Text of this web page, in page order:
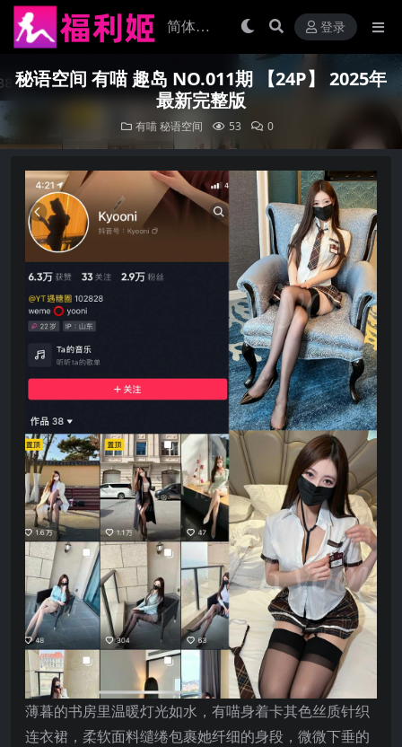
登录
秘语空间 有喵 趣岛 NO.011期 【24P】 2025年
最新完整版
有喵秘语空间 53 0
薄暮的书房里温暖灯光如水，有喵身着卡其色丝质针织
连衣裙，柔软面料缱绻包裹她纤细的身段，微微下垂的